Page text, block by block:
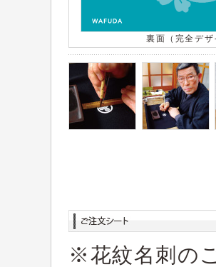
裏面（完全デザ
※花紋名刺の